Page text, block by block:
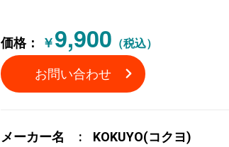
価格： ￥9,900 （税込）
お問い合わせ
メーカー名 KOKUYO(コクヨ)